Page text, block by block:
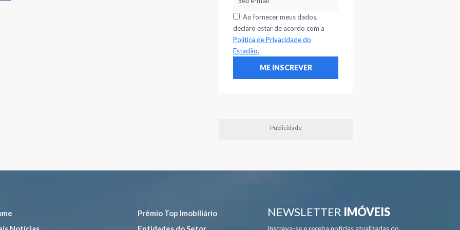
Ao fornecer meus dados,
declaro estar de acordo com a
Política de Privacidade do
Estadão.
Publicidade
Prêmio Top Imobiliário
NEWSLETTER IMÓVEIS